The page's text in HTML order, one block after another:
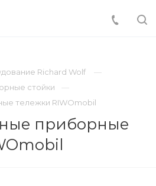
Richard Wolf
стойки
тележки RIWOmobil
приборные